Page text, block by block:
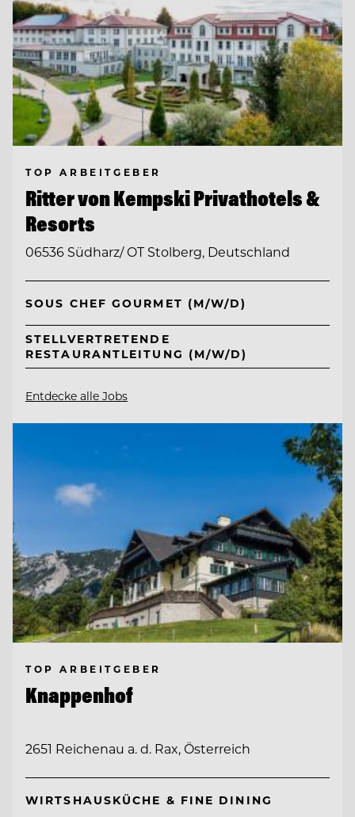
TOP ARBEITGEBER
Ritter von Kempski Privathotels &
Resorts
06536 Südharz/ OT Stolberg, Deutschland
SOUS CHEF GOURMET (M/W/D)
STELLVERTRETENDE
RESTAURANTLEITUNG (M/W/D)
Entdecke alle Jobs
TOP ARBEITGEBER
Knappenhof
2651 Reichenau a. d. Rax, Österreich
WIRTSHAUSKÜCHE & FINE DINING